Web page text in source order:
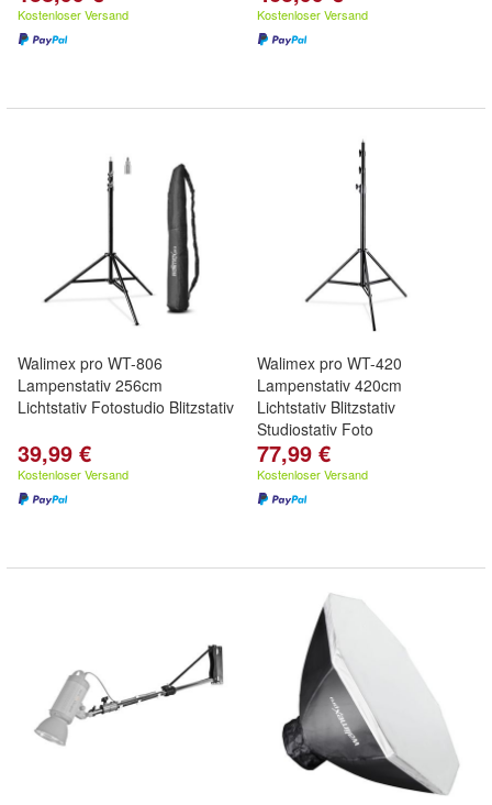
Kostenloser Versand Kostenloser Versand
Walimex pro WT-806
Lampenstativ 256cm
Lichtstativ Fotostudio Blitzstativ
39,99 €
Kostenloser Versand
Walimex pro WT-420
Lampenstativ 420cm
Lichtstativ Blitzstativ
Studiostativ Foto
77,99 €
Kostenloser Versand